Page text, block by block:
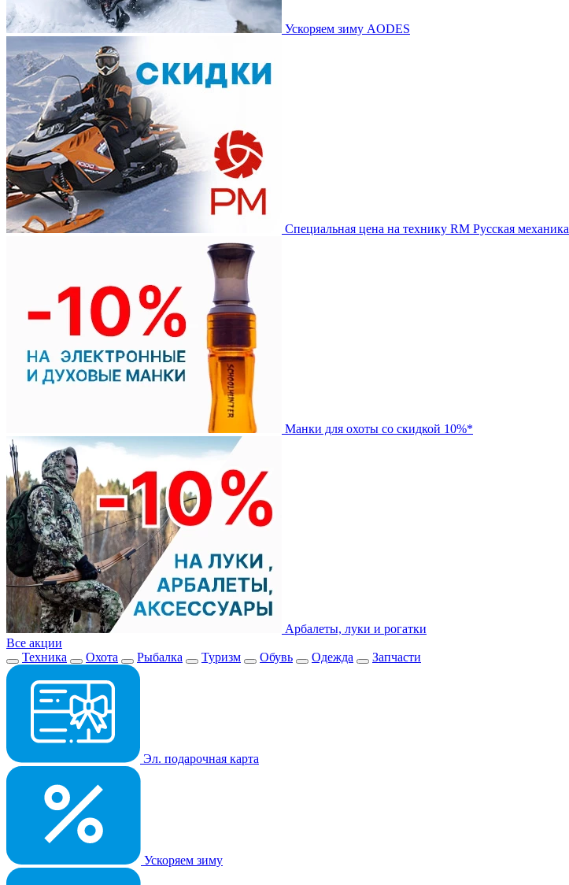
Ускоряем зиму AODES
Специальная цена на технику RM Русская механика
Манки для охоты со скидкой 10%*
Арбалеты, луки и рогатки
Все акции
Техника
Охота Рыбалка Туризм Обувь Одежда Запчасти
Эл. подарочная карта
Ускоряем зиму